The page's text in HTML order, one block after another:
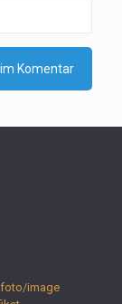
image